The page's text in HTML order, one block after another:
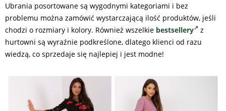
Ubrania posortowane są wygodnymi kategoriami i bez
problemu można zamówić wystarczającą ilość produktów, jeśli
chodzi o rozmiary i kolory. Również wszelkie bestsellery
z
hurtowni są wyraźnie podkreślone, dlatego klienci od razu
wiedzą, co sprzedaje się najlepiej i jest modne!